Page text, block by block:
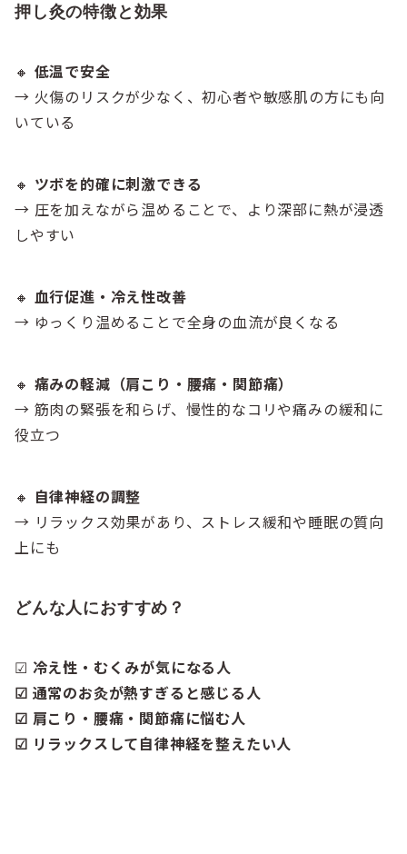
押し灸の特徴と効果
🔸 低温で安全
→ 火傷のリスクが少なく、初心者や敏感肌の方にも向
いている
🔸 ツボを的確に刺激できる
→ 圧を加えながら温めることで、より深部に熱が浸透
しやすい
🔸 血行促進・冷え性改善
→ ゆっくり温めることで全身の血流が良くなる
🔸 痛みの軽減（肩こり・腰痛・関節痛）
→ 筋肉の緊張を和らげ、慢性的なコリや痛みの緩和に
役立つ
🔸 自律神経の調整
→ リラックス効果があり、ストレス緩和や睡眠の質向
上にも
どんな人におすすめ？
☑ 冷え性・むくみが気になる人
☑ 通常のお灸が熱すぎると感じる人
☑ 肩こり・腰痛・関節痛に悩む人
☑ リラックスして自律神経を整えたい人